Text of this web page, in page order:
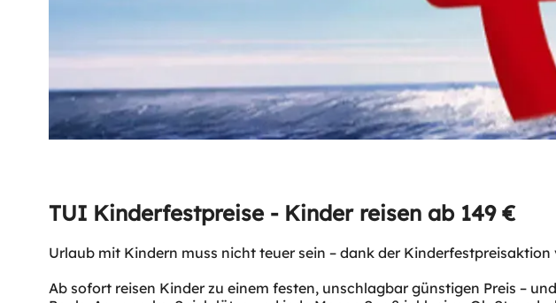
TUI Kinderfestpreise - Kinder reisen ab 149 €
Urlaub mit Kindern muss nicht teuer sein – dank der Kinderfestpreisaktion
Ab sofort reisen Kinder zu einem festen, unschlagbar günstigen Preis –